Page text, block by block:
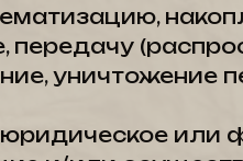
передачу
уничтожение
или